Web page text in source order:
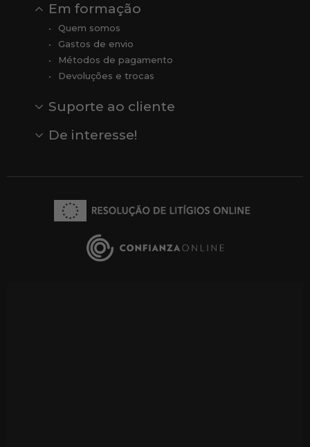
Em formação
Quem somos
Gastos de envio
Métodos de pagamento
Devoluções e trocas
Suporte ao cliente
Comentários
Comentários do Google
De interesse!